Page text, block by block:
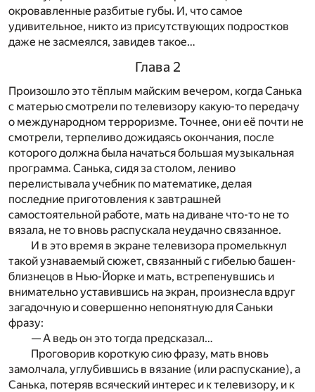
окровавленные разбитые губы. И, что самое
удивительное, никто из присутствующих подростков
даже не засмеялся, завидев такое…
Глава 2
Произошло это тёплым майским вечером, когда Санька
с матерью смотрели по телевизору какую-то передачу
о международном терроризме. Точнее, они её почти не
смотрели, терпеливо дожидаясь окончания, после
которого должна была начаться большая музыкальная
программа. Санька, сидя за столом, лениво
перелистывала учебник по математике, делая
последние приготовления к завтрашней
самостоятельной работе, мать на диване что-то не то
вязала, не то вновь распускала неудачно связанное.
И в это время в экране телевизора промелькнул
такой узнаваемый сюжет, связанный с гибелью башен-
близнецов в Нью-Йорке и мать, встрепенувшись и
внимательно уставившись на экран, произнесла вдруг
загадочную и совершенно непонятную для Саньки
фразу:
— А ведь он это тогда предсказал…
Проговорив короткую сию фразу, мать вновь
замолчала, углубившись в вязание (или распускание), а
Санька, потеряв всяческий интерес и к телевизору, и к